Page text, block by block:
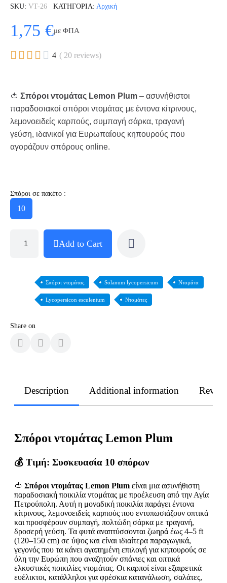
SKU VT-26 ΚΑΤΗΓΟΡΊΑ Αρχική
1,75 €με ΦΠΑ
     4 ( 20 reviews)
🍅 Σπόροι ντομάτας Lemon Plum – ασυνήθιστοι
παραδοσιακοί σπόροι ντομάτας με έντονα κίτρινους,
λεμονοειδείς καρπούς, συμπαγή σάρκα, τραγανή
γεύση, ιδανικοί για Ευρωπαίους κηπουρούς που
αγοράζουν σπόρους online.
Σπόροι σε πακέτο :
10
Add to Cart
Σπόροι ντομάτας Solanum lycopersicum Ντομάτα
Lycopersicon esculentum Ντομάτες
Share on
Description Additional information
Σπόροι ντομάτας Lemon Plum
💰 Τιμή: Συσκευασία 10 σπόρων
🍅 Σπόροι ντομάτας Lemon Plum είναι μια ασυνήθιστη
παραδοσιακή ποικιλία ντομάτας με προέλευση από την Αγία
Πετρούπολη. Αυτή η μοναδική ποικιλία παράγει έντονα
κίτρινους, λεμονοειδείς καρπούς που εντυπωσιάζουν οπτικά
και προσφέρουν συμπαγή, πολτώδη σάρκα με τραγανή,
δροσερή γεύση. Τα φυτά αναπτύσσονται ζωηρά έως 4–5 ft
(120–150 cm) σε ύψος και είναι ιδιαίτερα παραγωγικά,
γεγονός που τα κάνει αγαπημένη επιλογή για κηπουρούς σε
όλη την Ευρώπη που αναζητούν σπάνιες και οπτικά
ελκυστικές ποικιλίες ντομάτας. Οι καρποί είναι εξαιρετικά
ευέλικτοι, κατάλληλοι για φρέσκια κατανάλωση, σαλάτες,